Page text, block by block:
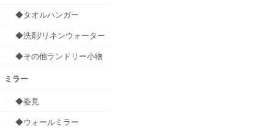
◆タオルハンガー
◆洗剤/リネンウォーター
◆その他ランドリー小物
ミラー
◆姿見
◆ウォールミラー